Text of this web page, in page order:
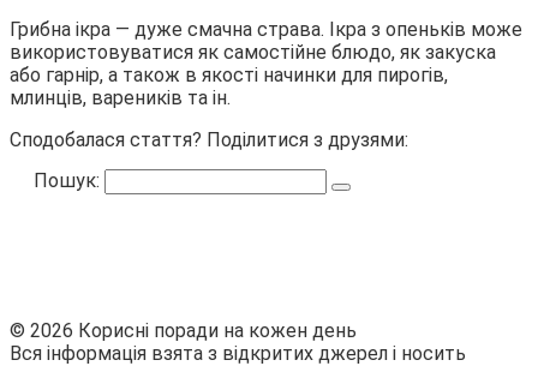
Грибна ікра — дуже смачна страва. Ікра з опеньків може
використовуватися як самостійне блюдо, як закуска
або гарнір, а також в якості начинки для пирогів,
млинців, вареників та ін.
Сподобалася стаття? Поділитися з друзями:
Пошук:
© 2026 Корисні поради на кожен день
Вся інформація взята з відкритих джерел і носить